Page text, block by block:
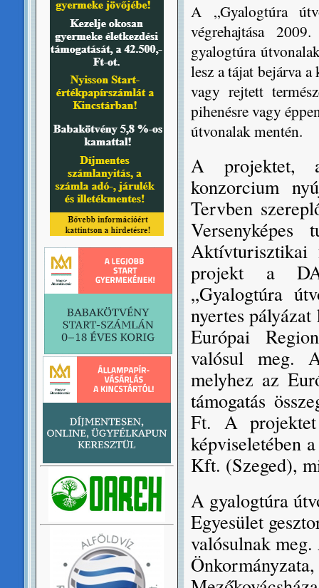
A „Gyalogtúra
végrehajtása
gyalogtúra
lesz a tájat bejárva
vagy rejtett
pihenésre vagy
útvonalak mentén.
A projektet,
konzorcium
Tervben
Aktívturisztikai
projekt a
„Gyalogtúra
nyertes
Európai
valósul meg.
melyhez az
támogatás
Ft. A projektet
képviseletében
Kft. (Szeged),
A gyalogtúra
Egyesület
valósulnak